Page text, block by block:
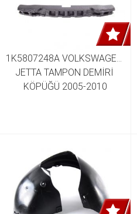
1K5807248A VOLKSWAGEN
JETTA TAMPON DEMİRİ
KÖPÜĞÜ 2005-2010